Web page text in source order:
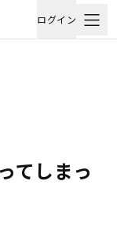
ログイン
てしまっ